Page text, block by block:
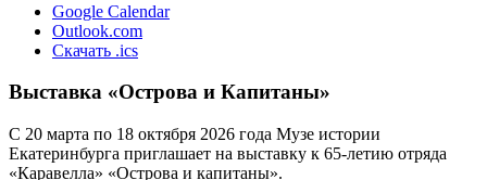
Google Calendar
Outlook.com
Скачать .ics
Выставка «Острова и Капитаны»
С 20 марта по 18 октября 2026 года Музе истории
Екатеринбурга приглашает на выставку к 65-летию отряда
«Каравелла» «Острова и капитаны».